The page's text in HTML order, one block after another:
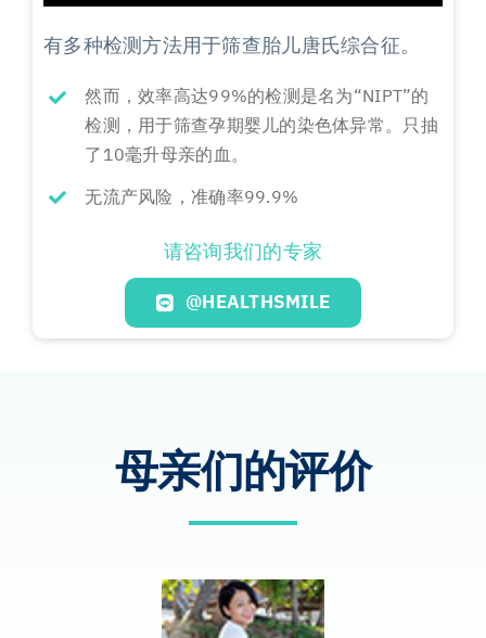
有多种检测方法用于筛查胎儿唐氏综合征。
然而，效率高达99%的检测是名为“NIPT”的
检测，用于筛查孕期婴儿的染色体异常。只抽
了10毫升母亲的血。
无流产风险，准确率99.9%
请咨询我们的专家
@HEALTHSMILE
母亲们的评价